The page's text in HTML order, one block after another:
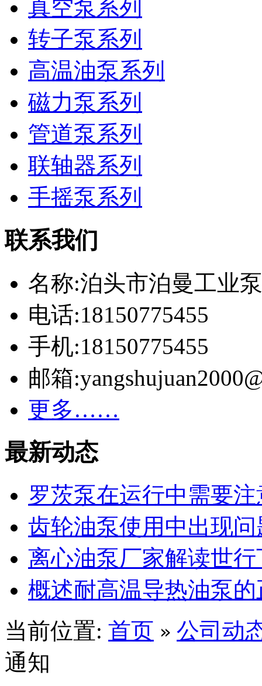
真空泵系列
转子泵系列
高温油泵系列
磁力泵系列
管道泵系列
联轴器系列
手摇泵系列
联系我们
名称:泊头市泊曼工业
电话:18150775455
手机:18150775455
邮箱
更多……
最新动态
罗茨泵在运行中需要
齿轮油泵使用中出现
离心油泵厂家解读世
概述耐高温导热油泵
当前位置: 首页 » 公司动
通知